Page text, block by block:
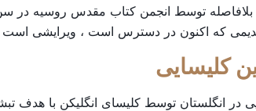
بلافاصله توسط انجمن کتاب مقدس روسیه
که اکنون در دسترس است ، ویرایشی
کلیسایی
کلیسایی در انگلستان توسط کلیسای انگلیکن